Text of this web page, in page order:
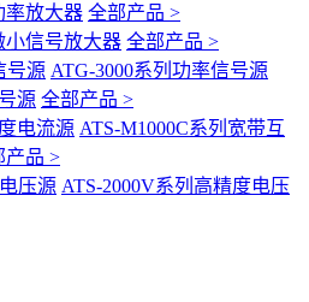
率放大器 全部产品 >
小信号放大器 全部产品 >
号源 ATG-3000系列功率信号源
源 全部产品 >
电流源 ATS-M1000C系列宽带互
产品 >
压源 ATS-2000V系列高精度电压